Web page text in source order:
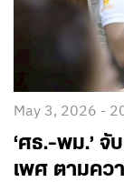
May 3, 2026 -
‘​ศธ.-พม.’ จั
เพศ ตามคว